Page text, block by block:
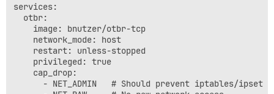
services:
  otbr:
    image: bnutzer/otbr-tcp
    network_mode: host
    restart: unless-stopped
    privileged: true
    cap_drop:
- NET_ADMIN   # Should prevent iptables/ipset